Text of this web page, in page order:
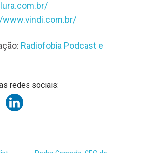
www.vindi.com.br/
Radiofobia Podcast e
redes sociais: